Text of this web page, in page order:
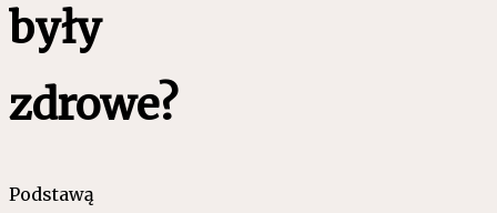
były
zdrowe?
Podstawą